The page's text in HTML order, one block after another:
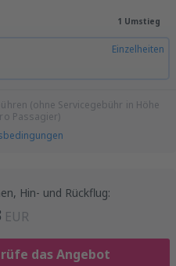
1 Umstieg
Einzelheiten
(ohne Servicegebühr in Höhe
Passagier)
Hin- und Rückflug:
EUR
das Angebot